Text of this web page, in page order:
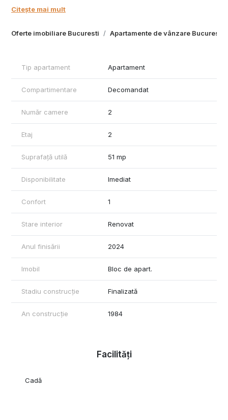
Oferte imobiliare Bucuresti Apartamente de vânzare Bucuresti
Apartamentul are o suprafață utilă de 51 m² și oferă o orientare
de niciun proprietar, având finisaje de calitate superioară.
Construcție solidă, cu lift schimbat recent.
Cadastru și intabulare la zi.
Se acceptă credit bancar.
Locație:
Apartamentul se află într-o zonă foarte bine conectată la
transportul public și la principalele puncte de interes: centre
Dacă ești în căutarea unui apartament confortabil, într-o locație
bună, cu renovări recente și facilități moderne, aceasta este
Pentru mai multe informații și vizionări, mă puteți contacta
Citește mai mult
Tip apartament Apartament
Compartimentare Decomandat
Număr camere 2
Etaj 2
Suprafață utilă 51 mp
Disponibilitate Imediat
Confort 1
Stare interior Renovat
Anul finisării 2024
Imobil Bloc de apart.
Stadiu construcție Finalizată
An construcție 1984
Facilități
Cadă